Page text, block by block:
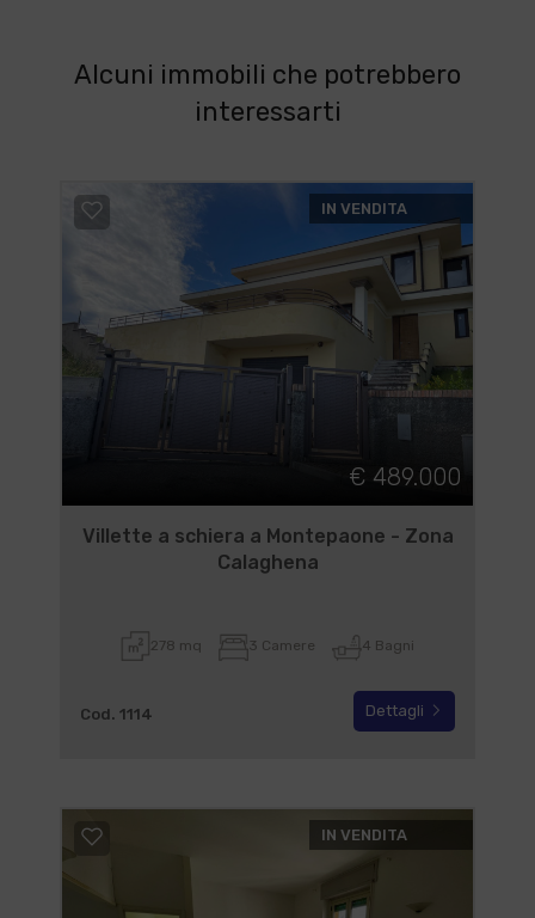
Alcuni immobili che potrebbero
interessarti
IN VENDITA
€ 489.000
Villette a schiera a Montepaone - Zona
Calaghena
278 mq 3 Camere 4 Bagni
Cod. 1114 Dettagli
IN VENDITA